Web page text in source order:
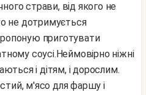
не дотримується
приготувати
соусі.Неймовірно ніжні
і дітям, і дорослим.
м'ясо для фаршу і